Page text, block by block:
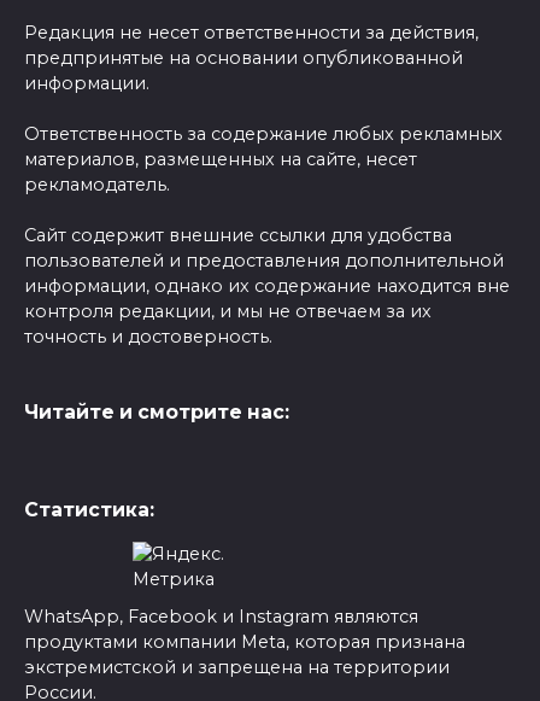
Редакция не несет ответственности за действия,
предпринятые на основании опубликованной
информации.
Ответственность за содержание любых рекламных
материалов, размещенных на сайте, несет
рекламодатель.
Сайт содержит внешние ссылки для удобства
пользователей и предоставления дополнительной
информации, однако их содержание находится вне
контроля редакции, и мы не отвечаем за их
точность и достоверность.
Читайте и смотрите нас:
Статистика:
WhatsApp, Facebook и Instagram являются
продуктами компании Meta, которая признана
экстремистской и запрещена на территории
России.